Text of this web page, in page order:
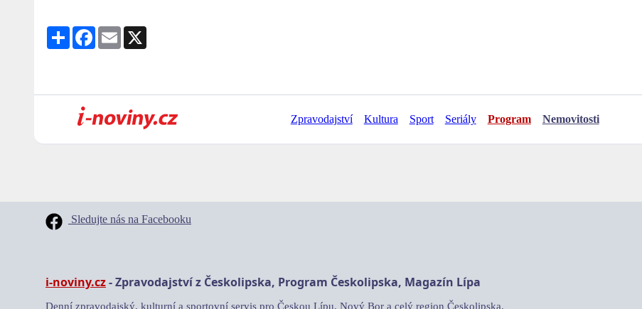
Share Facebook
Email
Zpravodajství Kultura Sport Seriály Program Nemovitosti
Sledujte nás na Facebooku
i-noviny.cz- Zpravodajství z Českolipska, Program Českolipska, Magazín Lípa
Denní zpravodajský, kulturní a sportovní servis pro Českou Lípu, Nový Bor a celý region Českolipska.